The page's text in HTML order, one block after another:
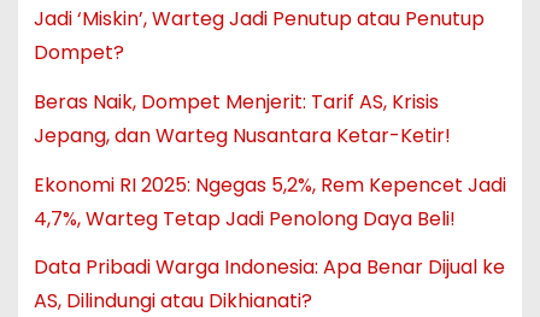
Jadi ‘Miskin’, Warteg Jadi Penutup atau Penutup
Dompet?
Beras Naik, Dompet Menjerit: Tarif AS, Krisis
Jepang, dan Warteg Nusantara Ketar-Ketir!
Ekonomi RI 2025: Ngegas 5,2%, Rem Kepencet Jadi
4,7%, Warteg Tetap Jadi Penolong Daya Beli!
Data Pribadi Warga Indonesia: Apa Benar Dijual ke
AS, Dilindungi atau Dikhianati?